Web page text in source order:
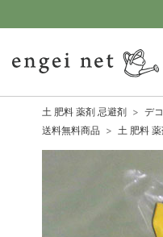
土 肥料 薬剤 忌避剤 デ
送料無料商品
土 肥料 薬